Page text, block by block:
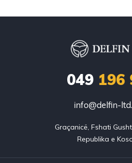
049 196
info@delfin-
Graçanicë, Fshati